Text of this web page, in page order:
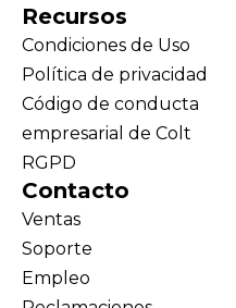
Recursos
Condiciones de Uso
Política de privacidad
Código de conducta
empresarial de Colt
RGPD
Contacto
Ventas
Soporte
Empleo